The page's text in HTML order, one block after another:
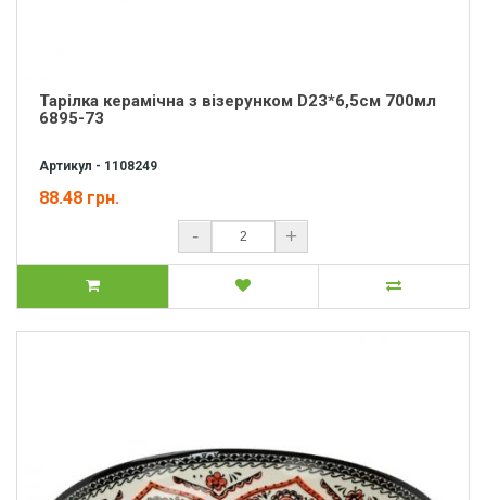
Тарілка керамічна з візерунком D23*6,5см 700мл
6895-73
Артикул - 1108249
88.48 грн.
- +